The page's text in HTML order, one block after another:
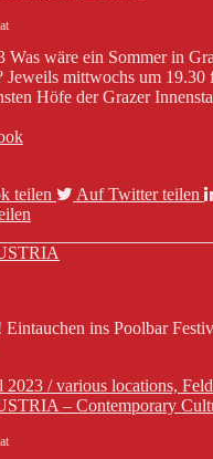
Was wäre ein Sommer in
Jeweils mittwochs um 19.30
Höfe der Grazer
teilen
Auf Twitter teilen
ins Poolbar
2023 / various locations,
– Contemporary